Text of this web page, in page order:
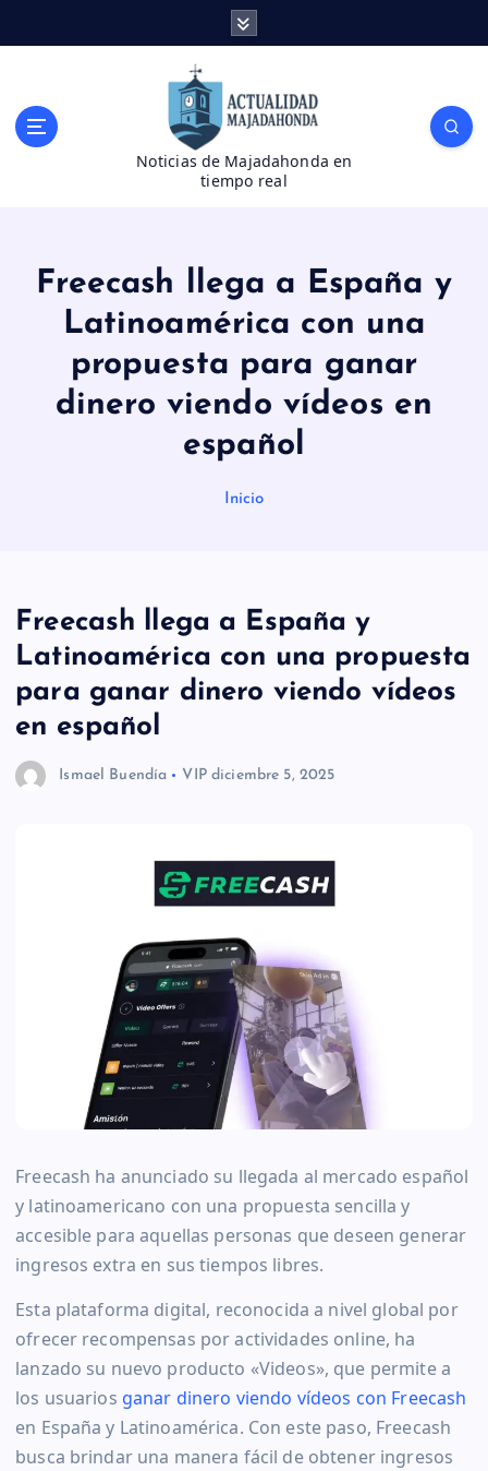
Noticias de Majadahonda en
tiempo real
Freecash llega a España y
Latinoamérica con una
propuesta para ganar
dinero viendo vídeos en
español
Inicio
Freecash llega a España y
Latinoamérica con una propuesta
para ganar dinero viendo vídeos
en español
Ismael Buendía VIP diciembre 5, 2025
Freecash ha anunciado su llegada al mercado español
y latinoamericano con una propuesta sencilla y
accesible para aquellas personas que deseen generar
ingresos extra en sus tiempos libres.
Esta plataforma digital, reconocida a nivel global por
ofrecer recompensas por actividades online, ha
lanzado su nuevo producto «Videos», que permite a
los usuarios ganar dinero viendo vídeos con Freecash
en España y Latinoamérica. Con este paso, Freecash
busca brindar una manera fácil de obtener ingresos